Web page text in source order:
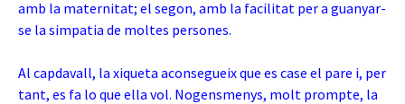
amb la maternitat; el segon, amb la facilitat per a guanyar-
se la simpatia de moltes persones.
Al capdavall, la xiqueta aconsegueix que es case el pare i, per
tant, es fa lo que ella vol. Nogensmenys, molt prompte, la